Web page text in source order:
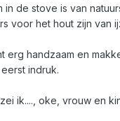
in de stove is van
voor het hout zijn van
erg handzaam en
indruk.
ik...., oke, vrouw en